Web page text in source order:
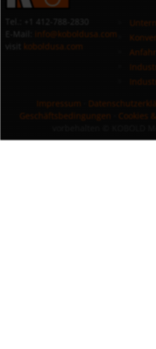
info@koboldusa.com
koboldusa.com
Impressum
Geschäftsbedingungen
Cookies